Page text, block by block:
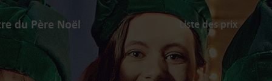
du Père Noël Liste des prix